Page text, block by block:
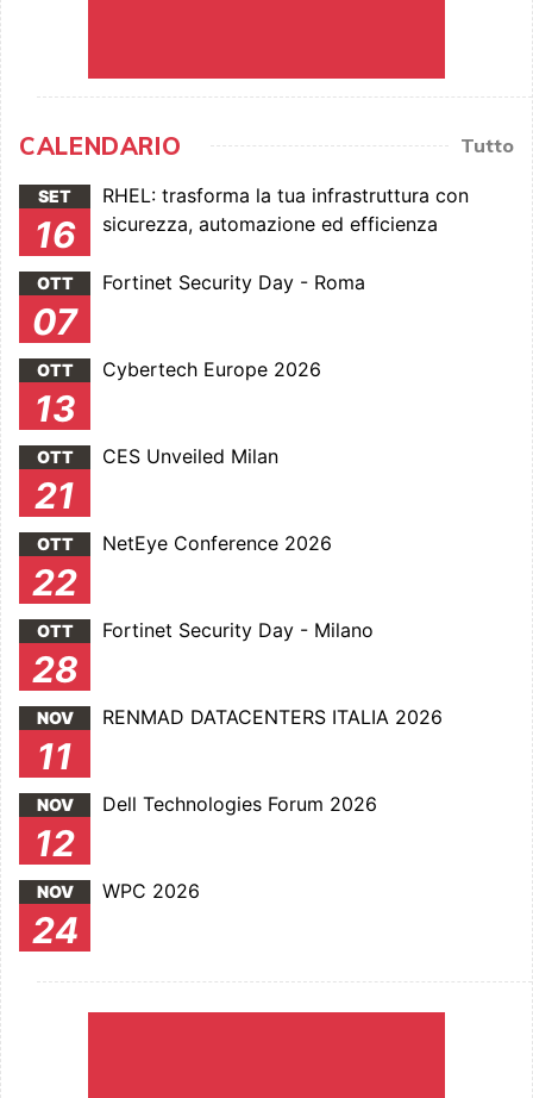
CALENDARIO Tutto
SET
16
RHEL: trasforma la tua infrastruttura con
sicurezza, automazione ed efficienza
OTT
07
Fortinet Security Day - Roma
OTT
13
Cybertech Europe 2026
OTT
21
CES Unveiled Milan
OTT
22
NetEye Conference 2026
OTT
28
Fortinet Security Day - Milano
NOV
11
RENMAD DATACENTERS ITALIA 2026
NOV
12
Dell Technologies Forum 2026
NOV
24
WPC 2026